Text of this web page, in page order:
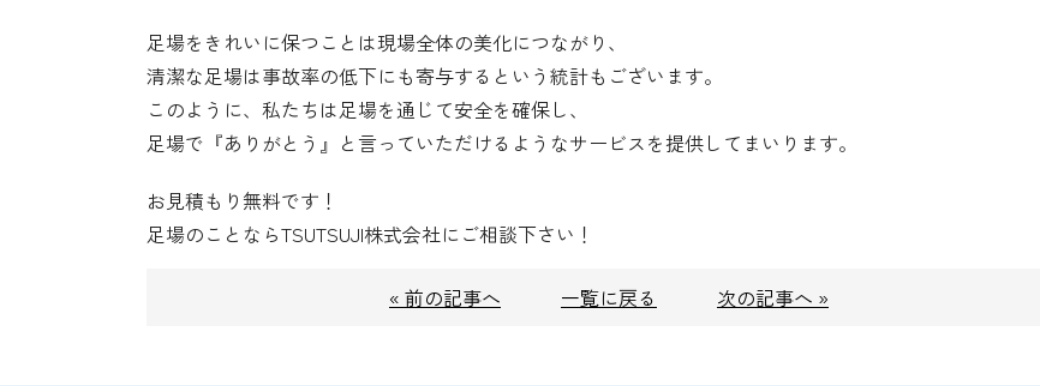
足場をきれいに保つことは現場全体の美化につながり、
清潔な足場は事故率の低下にも寄与するという統計もございます。
このように、私たちは足場を通じて安全を確保し、
足場で『ありがとう』と言っていただけるようなサービスを提供してまいります。
お見積もり無料です！
足場のことならTSUTSUJI株式会社にご相談下さい！
« 前の記事へ 一覧に戻る 次の記事へ »